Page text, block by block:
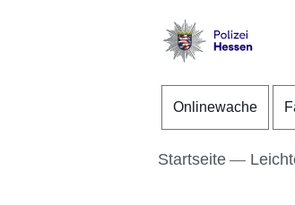
Direkt
Direkt zum
Direkt
Hessen
Onlinewache
Startseite